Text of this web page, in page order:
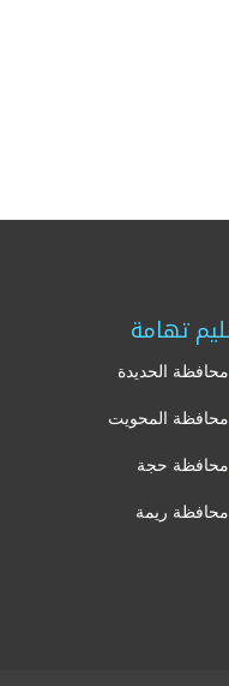
تهامة
محافظة الحديدة
محافظة المحويت
محافظة حجة
محافظة ريمة